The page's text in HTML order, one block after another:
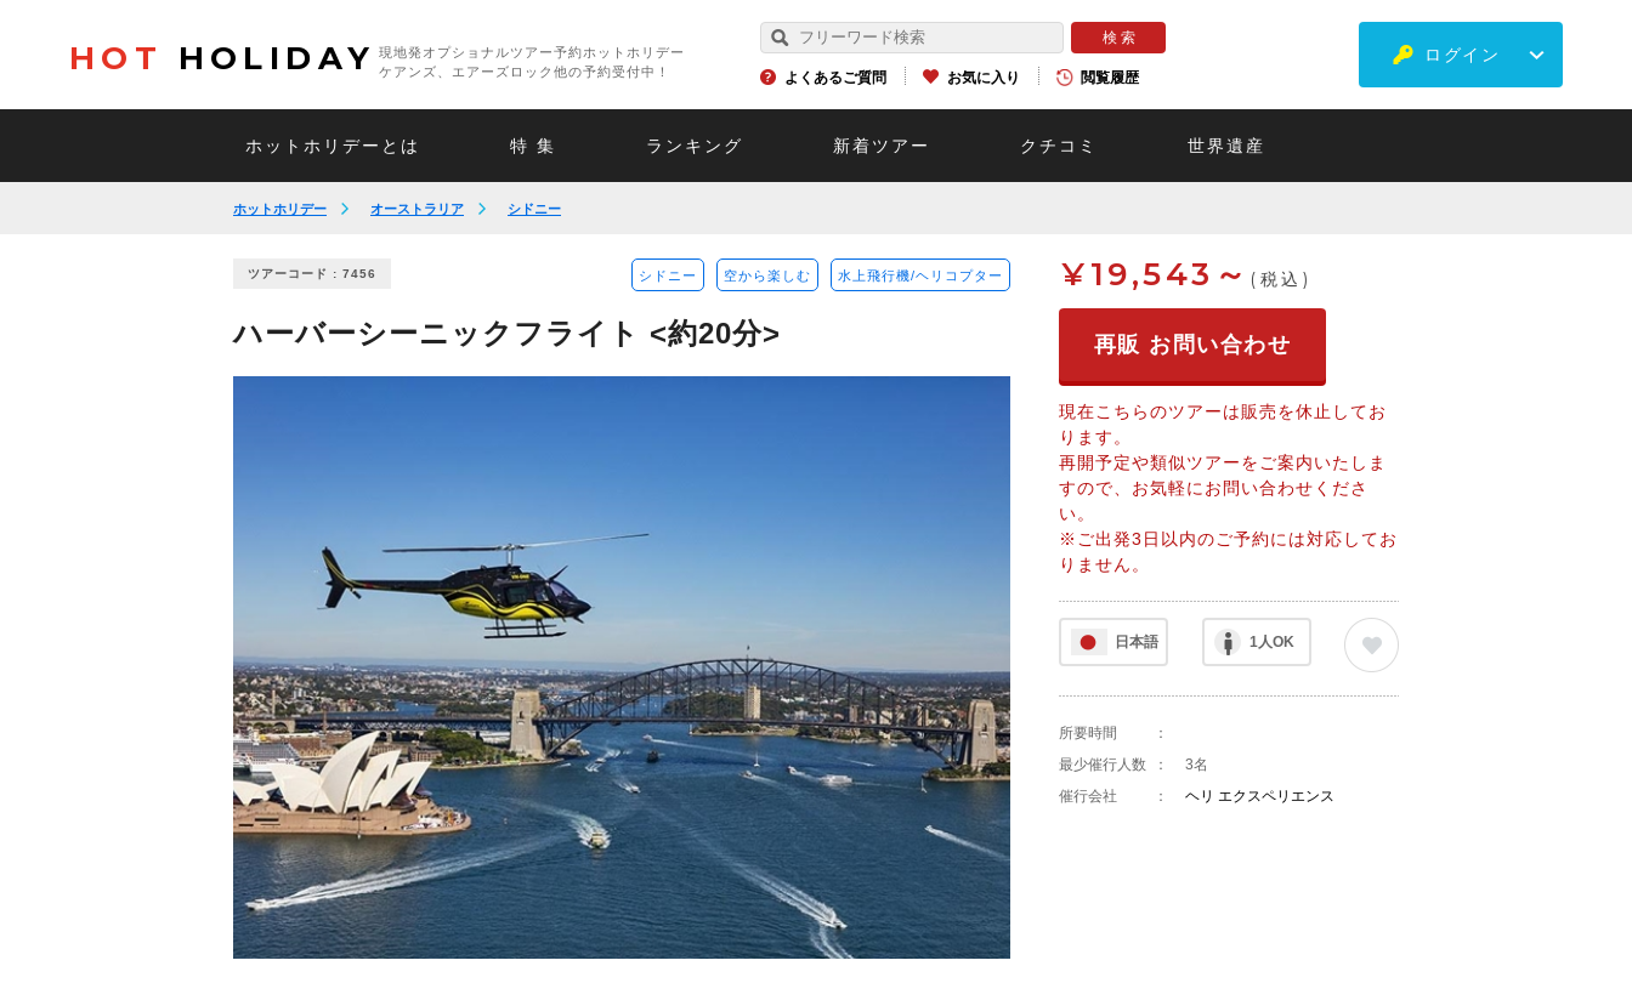
HOT HOLIDAY
現地発オプショナルツアー予約ホットホリデー
ケアンズ、エアーズロック他の予約受付中！
よくあるご質問 お気に入り 閲覧履歴
ログイン
ホットホリデーとは 特 集 ランキング 新着ツアー クチコミ 世界遺産
ホットホリデー オーストラリア シドニー
ツアーコード : 7456 シドニー 空から楽しむ 水上飛行機/ヘリコプター
ハーバーシーニックフライト <約20分>
¥19,543～ (税込)
再販 お問い合わせ
現在こちらのツアーは販売を休止してお
ります。
再開予定や類似ツアーをご案内いたしま
すので、お気軽にお問い合わせくださ
い。
※ご出発3日以内のご予約には対応してお
りません。
日本語 1人OK
所要時間
：
最少催行人数
：
3名
催行会社
： ヘリ エクスペリエンス